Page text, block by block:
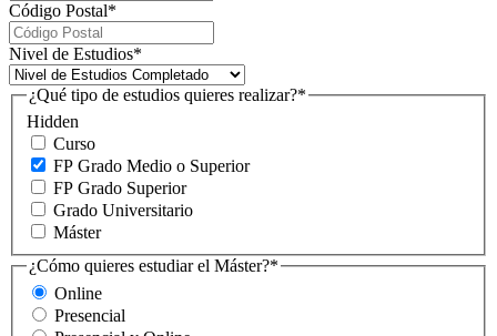
Código Postal*
Nivel de Estudios*
Hidden
¿Qué tipo de estudios quieres realizar?*
Curso
FP Grado Medio o Superior
FP Grado Superior
Grado Universitario
Máster
¿Cómo quieres estudiar el Máster?*
Online
Presencial